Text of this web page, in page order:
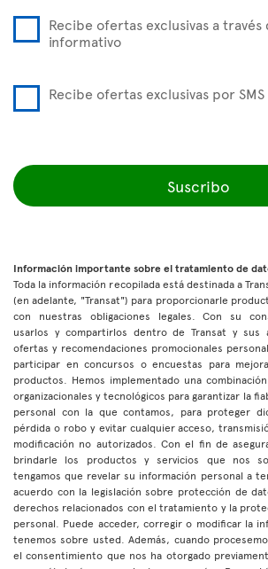
Recibe ofertas exclusivas a
informativo
Recibe ofertas exclusivas por SMS
Suscribo
Información importante sobre el tratamiento de
Toda la información recopilada está destinada a
(en adelante, "Transat") para proporcionarle
con nuestras obligaciones legales. Con su
usarlos y compartirlos dentro de Transat y sus
ofertas y recomendaciones promocionales
participar en concursos o encuestas para
productos. Hemos implementado una
organizacionales y tecnológicos para garantizar la
personal con la que contamos, para proteger
pérdida o robo y evitar cualquier acceso,
modificación no autorizados. Con el fin de
brindarle los productos y servicios que nos
tengamos que revelar su información personal a
acuerdo con la legislación sobre protección de
derechos relacionados con el tratamiento y la
personal. Puede acceder, corregir o modificar la
tenemos sobre usted. Además, cuando
el consentimiento que nos ha otorgado